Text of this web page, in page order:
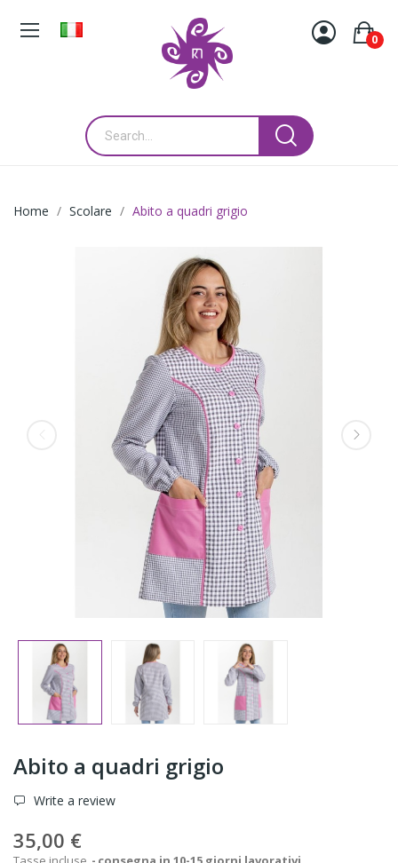
0
Home Scolare Abito a quadri grigio
Abito a quadri grigio
Write a review
35,00 €